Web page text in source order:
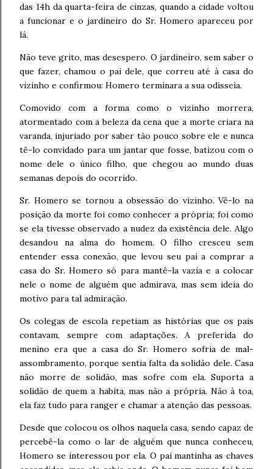
das 14h da quarta-feira de cinzas, quando a cidade voltou
a funcionar e o jardineiro do Sr. Homero apareceu por
lá.
Não teve grito, mas desespero. O jardineiro, sem saber o
que fazer, chamou o pai dele, que correu até à casa do
vizinho e confirmou: Homero terminara a sua odisseia.
Comovido com a forma como o vizinho morrera,
atormentado com a beleza da cena que a morte criara na
varanda, injuriado por saber tão pouco sobre ele e nunca
tê-lo convidado para um jantar que fosse, batizou com o
nome dele o único filho, que chegou ao mundo duas
semanas depois do ocorrido.
Sr. Homero se tornou a obsessão do vizinho. Vê-lo na
posição da morte foi como conhecer a própria; foi como
se ela tivesse observado a nudez da existência dele. Algo
desandou na alma do homem. O filho cresceu sem
entender essa conexão, que levou seu pai a comprar a
casa do Sr. Homero só para mantê-la vazia e a colocar
nele o nome de alguém que admirava, mas sem ideia do
motivo para tal admiração.
Os colegas de escola repetiam as histórias que os pais
contavam, sempre com adaptações. A preferida do
menino era que a casa do Sr. Homero sofria de mal-
assombramento, porque sentia falta da solidão dele. Casa
não morre de solidão, mas sofre com ela. Suporta a
solidão de quem a habita, mas não a própria. Não à toa,
ela faz tudo para ranger e chamar a atenção das pessoas.
Desde que colocou os olhos naquela casa, sendo capaz de
percebê-la como o lar de alguém que nunca conheceu,
Homero se interessou por ela. O pai mantinha as chaves